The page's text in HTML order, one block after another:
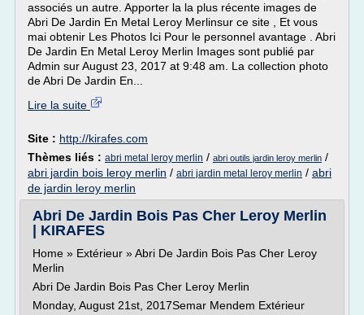
associés un autre. Apporter la la plus récente images de
Abri De Jardin En Metal Leroy Merlinsur ce site , Et vous
mai obtenir Les Photos Ici Pour le personnel avantage . Abri
De Jardin En Metal Leroy Merlin Images sont publié par
Admin sur August 23, 2017 at 9:48 am. La collection photo
de Abri De Jardin En...
Lire la suite
Site : http://kirafes.com
Thèmes liés : abri metal leroy merlin / abri outils jardin leroy merlin /
abri jardin bois leroy merlin / abri jardin metal leroy merlin / abri
de jardin leroy merlin
Abri De Jardin Bois Pas Cher Leroy Merlin
| KIRAFES
Home » Extérieur » Abri De Jardin Bois Pas Cher Leroy
Merlin
Abri De Jardin Bois Pas Cher Leroy Merlin
Monday, August 21st, 2017Semar Mendem Extérieur